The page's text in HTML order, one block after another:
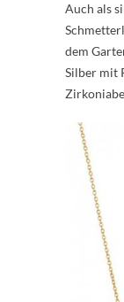
Auch als
dem
Silber mit